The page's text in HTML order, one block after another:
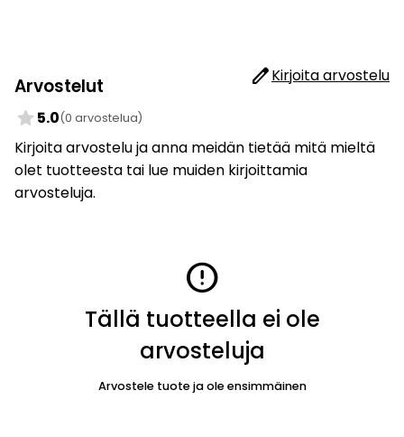
Arvostelut editKirjoita arvostelu
star 5.0(0 arvostelua)
Kirjoita arvostelu ja anna meidän tietää mitä mieltä
olet tuotteesta tai lue muiden kirjoittamia
arvosteluja.
error
Tällä tuotteella ei ole
arvosteluja
Arvostele tuote ja ole ensimmäinen